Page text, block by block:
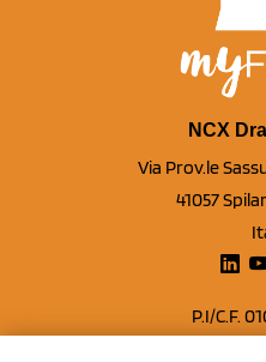
NCX
Via Prov.le
41057
P.I/C.F.